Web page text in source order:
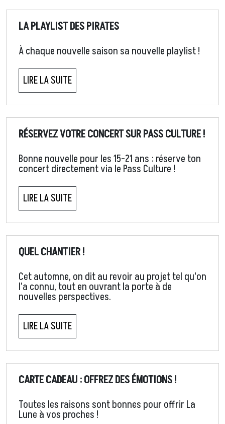
LA PLAYLIST DES PIRATES
À chaque nouvelle saison sa nouvelle playlist !
LIRE LA SUITE
RÉSERVEZ VOTRE CONCERT SUR PASS CULTURE !
Bonne nouvelle pour les 15-21 ans : réserve ton
concert directement via le Pass Culture !
LIRE LA SUITE
QUEL CHANTIER !
Cet automne, on dit au revoir au projet tel qu'on
l’a connu, tout en ouvrant la porte à de
nouvelles perspectives.
LIRE LA SUITE
CARTE CADEAU : OFFREZ DES ÉMOTIONS !
Toutes les raisons sont bonnes pour offrir La
Lune à vos proches !